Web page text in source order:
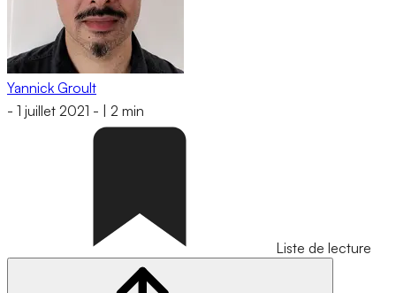
Yannick Groult
- 1 juillet 2021 - 2 min
Liste de lecture